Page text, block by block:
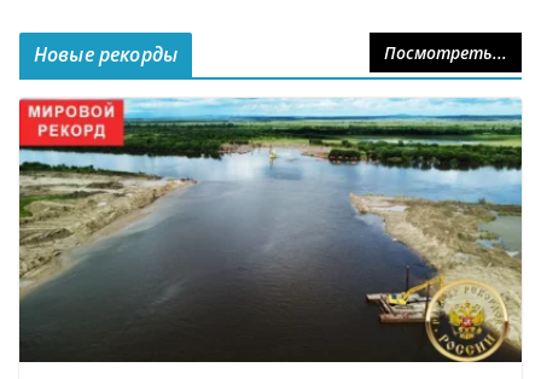
Новые рекорды Посмотреть...